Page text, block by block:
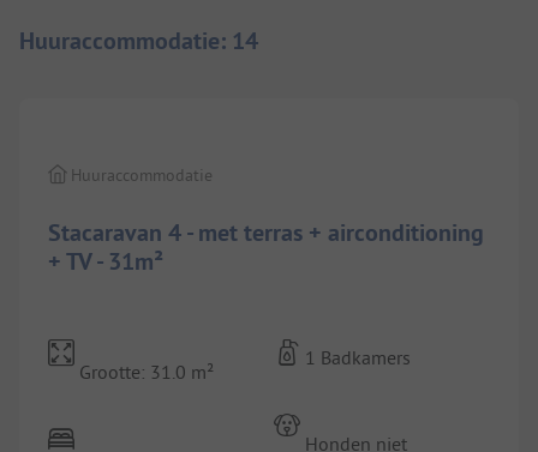
Huuraccommodatie: 14
Stacaravan 4 - met terras + airconditioning
+ TV - 31m²
Huuraccommodatie
Grootte: 31.0 m²
1 Badkamers
Honden niet